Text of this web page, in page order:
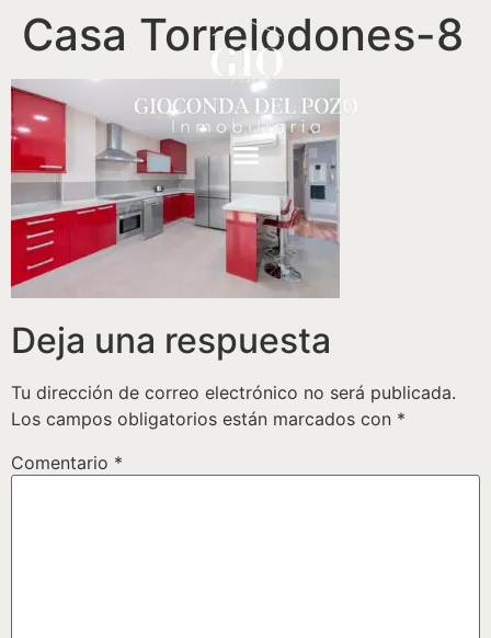
Casa Torrelodones-8
Deja una respuesta
Tu dirección de correo electrónico no será publicada.
Los campos obligatorios están marcados con *
Comentario *